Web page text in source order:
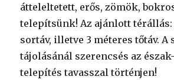
átteleltetett, erős, zömök,
telepítsünk! Az ajánlott térállás:
sortáv, illetve 3 méteres tőtáv. A
tájolásánál szerencsés az
telepítés tavasszal történjen!